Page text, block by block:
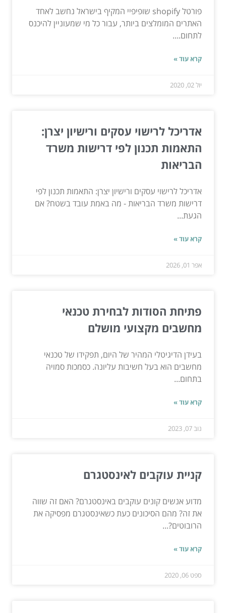
פורטל shopify שופיפיי המקיף בישראל נחשב לאחד
האתרים המומלצים ביותר, עבור כל מי שמעוניין להיכנס
לתחום....
קרא עוד »
יול 02, 2020
אדריכל לרישוי עסקים ורישיון יצרן:
התאמות תכנון לפי דרישות משרד
הבריאות
אדריכל לרישוי עסקים ורישיון יצרן: התאמות תכנון לפי
דרישות משרד הבריאות - מה באמת עובד בשטח? אם
הגעת...
קרא עוד »
אפר 01, 2026
פתיחת הסודות לבחירת טכנאי
מחשבים מקצועי מושלם
בעידן הדיגיטלי המהיר של היום, תפקידו של טכנאי
מחשבים הוא בעל חשיבות עליונה. כסמכות סמויה
בתחום...
קרא עוד »
נוב 07, 2023
קניית עוקבים לאינסטגרם
מדוע אנשים קונים עוקבים באינסטגרם? האם זה שווה
את זה? מהם הסיכונים כעת כשאינסטגרם מפסיקה את
הרובוטים?...
קרא עוד »
ספט 06, 2020